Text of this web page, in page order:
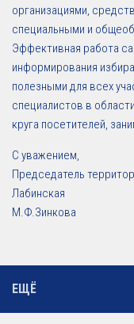
организациями,
специальными и
Эффективная работа
информирования
полезными для всех
специалистов в
круга посетителей,
С уважением,
Председатель
Лабинская
М.Ф.Зинкова
ЕЩЁ